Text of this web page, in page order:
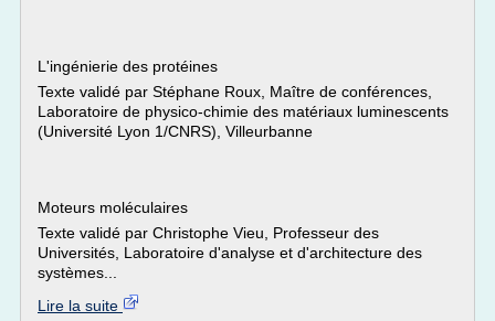
L'ingénierie des protéines
Texte validé par Stéphane Roux, Maître de conférences,
Laboratoire de physico-chimie des matériaux luminescents
(Université Lyon 1/CNRS), Villeurbanne
Moteurs moléculaires
Texte validé par Christophe Vieu, Professeur des
Universités, Laboratoire d'analyse et d'architecture des
systèmes...
Lire la suite